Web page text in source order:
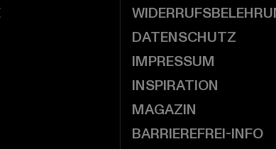
DATENSCHUTZ
IMPRESSUM
INSPIRATION
MAGAZIN
BARRIEREFREI-INFO